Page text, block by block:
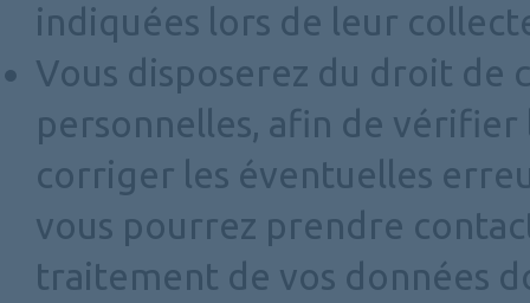
indiquées lors de leur
Vous disposerez du droit de
personnelles, afin de
corriger les éventuelles
vous pourrez prendre
traitement de vos données